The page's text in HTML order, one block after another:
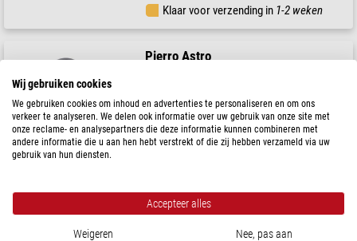
Klaar voor verzending in 1-2 weken
Pierro Astro
$ 20,90
Pierro Astro
Stroomvoorziening 1500mA 3V-12V
Wij gebruiken cookies
We gebruiken cookies om inhoud en advertenties te personaliseren en om ons
verkeer te analyseren. We delen ook informatie over uw gebruik van onze site met
onze reclame- en analysepartners die deze informatie kunnen combineren met
andere informatie die u aan hen hebt verstrekt of die zij hebben verzameld via uw
gebruik van hun diensten.
Accepteer alles
Weigeren Nee, pas aan